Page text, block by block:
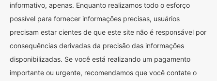
informativo, apenas. Enquanto realizamos todo o esforço
possível para fornecer informações precisas, usuários
precisam estar cientes de que este site não é responsável por
consequências derivadas da precisão das informações
disponibilizadas. Se você está realizando um pagamento
importante ou urgente, recomendamos que você contate o